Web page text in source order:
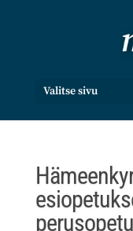
Valitse sivu